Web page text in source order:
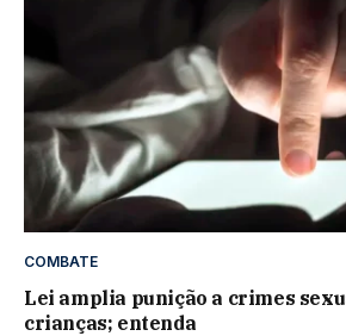
COMBATE
Lei amplia punição a crimes
crianças; entenda